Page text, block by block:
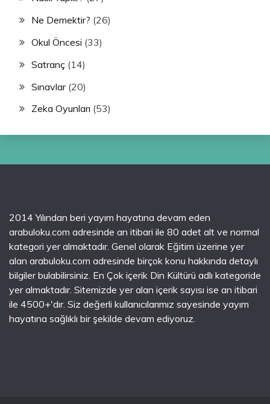
Ne Demektir? (26)
Okul Öncesi (33)
Satranç (14)
Sınavlar(20)
Zeka Oyunları (53)
2014 Yılından beri yayım hayatına devam eden
arabuloku.com adresinde an itibari ile 80 adet alt ve normal
kategori yer almaktadır. Genel olarak Eğitim üzerine yer
alan arabuloku.com adresinde birçok konu hakkında detaylı
bilgiler bulabilirsiniz. En Çok içerik Din Kültürü adlı kategoride
yer almaktadır. Sitemizde yer alan içerik sayısı ise an itibari
ile 4500+'dır. Siz değerli kullanıcılarımız sayesinde yayım
hayatına sağlıklı bir şekilde devam ediyoruz.